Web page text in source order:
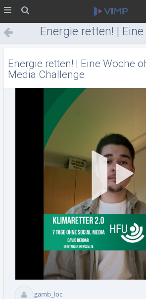
Energie retten! |
ohne Social Media
Energie retten! | Eine Woche
Media Challenge
gamb_loc